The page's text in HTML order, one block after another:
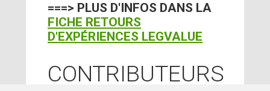
===> PLUS D'INFOS DANS LA
FICHE RETOURS
D'EXPÉRIENCES LEGVALUE
CONTRIBUTEURS